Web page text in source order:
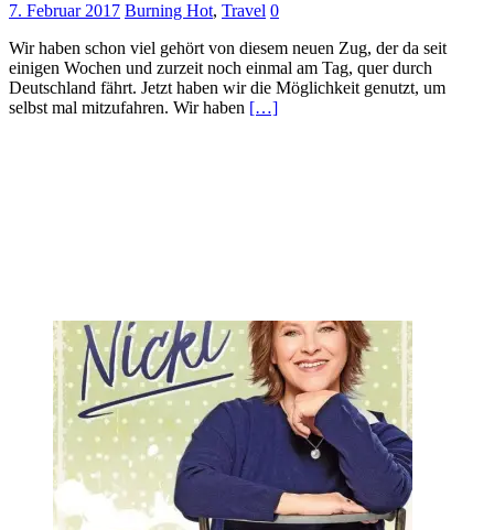
7. Februar 2017 Burning Hot, Travel 0
Wir haben schon viel gehört von diesem neuen Zug, der da seit
einigen Wochen und zurzeit noch einmal am Tag, quer durch
Deutschland fährt. Jetzt haben wir die Möglichkeit genutzt, um
selbst mal mitzufahren. Wir haben […]